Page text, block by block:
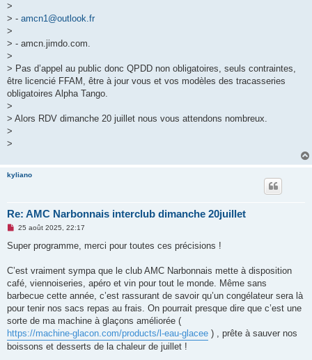
>
> - amcn1@outlook.fr
>
> - amcn.jimdo.com.
>
> Pas d’appel au public donc QPDD non obligatoires, seuls contraintes,
être licencié FFAM, être à jour vous et vos modèles des tracasseries
obligatoires Alpha Tango.
>
> Alors RDV dimanche 20 juillet nous vous attendons nombreux.
>
>
kyliano
Re: AMC Narbonnais interclub dimanche 20juillet
M
s
s
g
n
o
l
u
25 août 2025, 22:17
Super programme, merci pour toutes ces précisions !
C’est vraiment sympa que le club AMC Narbonnais mette à disposition
café, viennoiseries, apéro et vin pour tout le monde. Même sans
barbecue cette année, c’est rassurant de savoir qu’un congélateur sera là
pour tenir nos sacs repas au frais. On pourrait presque dire que c’est une
sorte de ma machine à glaçons améliorée (
https://machine-glacon.com/products/l-eau-glacee ) , prête à sauver nos
boissons et desserts de la chaleur de juillet !